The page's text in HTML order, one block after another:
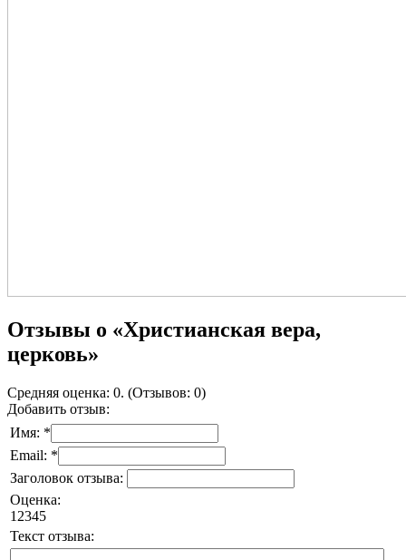
Отзывы о «Христианская вера,
церковь»
Средняя оценка: 0. (Отзывов: 0)
Добавить отзыв:
Имя: *
Email: *
Заголовок отзыва:
Оценка:
1 2345
Текст отзыва: